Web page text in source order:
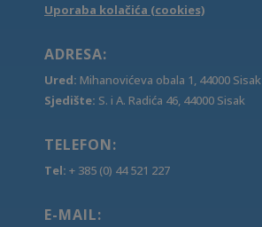
Uporaba kolačića (cookies)
ADRESA:
Ured: Mihanovićeva obala 1, 44000 Sisak
Sjedište: S. i A. Radića 46, 44000 Sisak
TELEFON:
Tel: + 385 (0) 44 521 227
E-MAIL: